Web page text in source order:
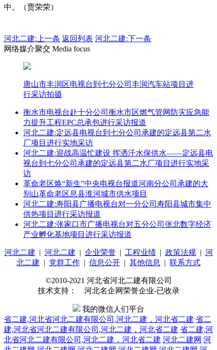
中。（贾荣荣）
河北二建: 上一条 返回列表 河北二建:下一条
网络媒介聚交 Media focus
唐山市丰润区电视台到七分公司丰润汽车站项目进
行采访拍摄
衡水市电视台赴十分公司衡水市区燃气管网防灾应急能
力提升工程EPC总承包进行采访报道
河北二建:定远县电视台到七分公司承建的定远县第二水
厂项目进行实地采访
河北二建:迎战高温忙建设 挥洒汗水保供水——定远县电
视台到七分公司承建的定远县第二水厂项目进行实地采
访
革命老区焕“新生”中央电视台报道河南分公司承建的大
别山革命老区息县淮河城市供水项目
河北二建:寿阳县广播电视台对一分公司寿阳县城市集中
供热项目进行采访报道
河北二建:张家口市广播电视台对五分公司张北数字经济
产业孵化基地项目进行采访报道
河北二建 | 河北二建 | 企业荣誉| 工程业绩| 政策法规| 河
北二建 | 党群工作 | 信息公开 | 其他信息 | 联系方式
©2010-2021 河北省河北二建有限公司
技术支持： 河北名企网荣誉企业-已收录
我的微信人们平台
省二建,河北省河北二建有限公司,河北二建，河北省二建 省二
建,河北省河北二建有限公司,河北二建，河北省二建 省二建,河
北省河北二建有限公司,河北二建，河北省二建 河北二建网 河